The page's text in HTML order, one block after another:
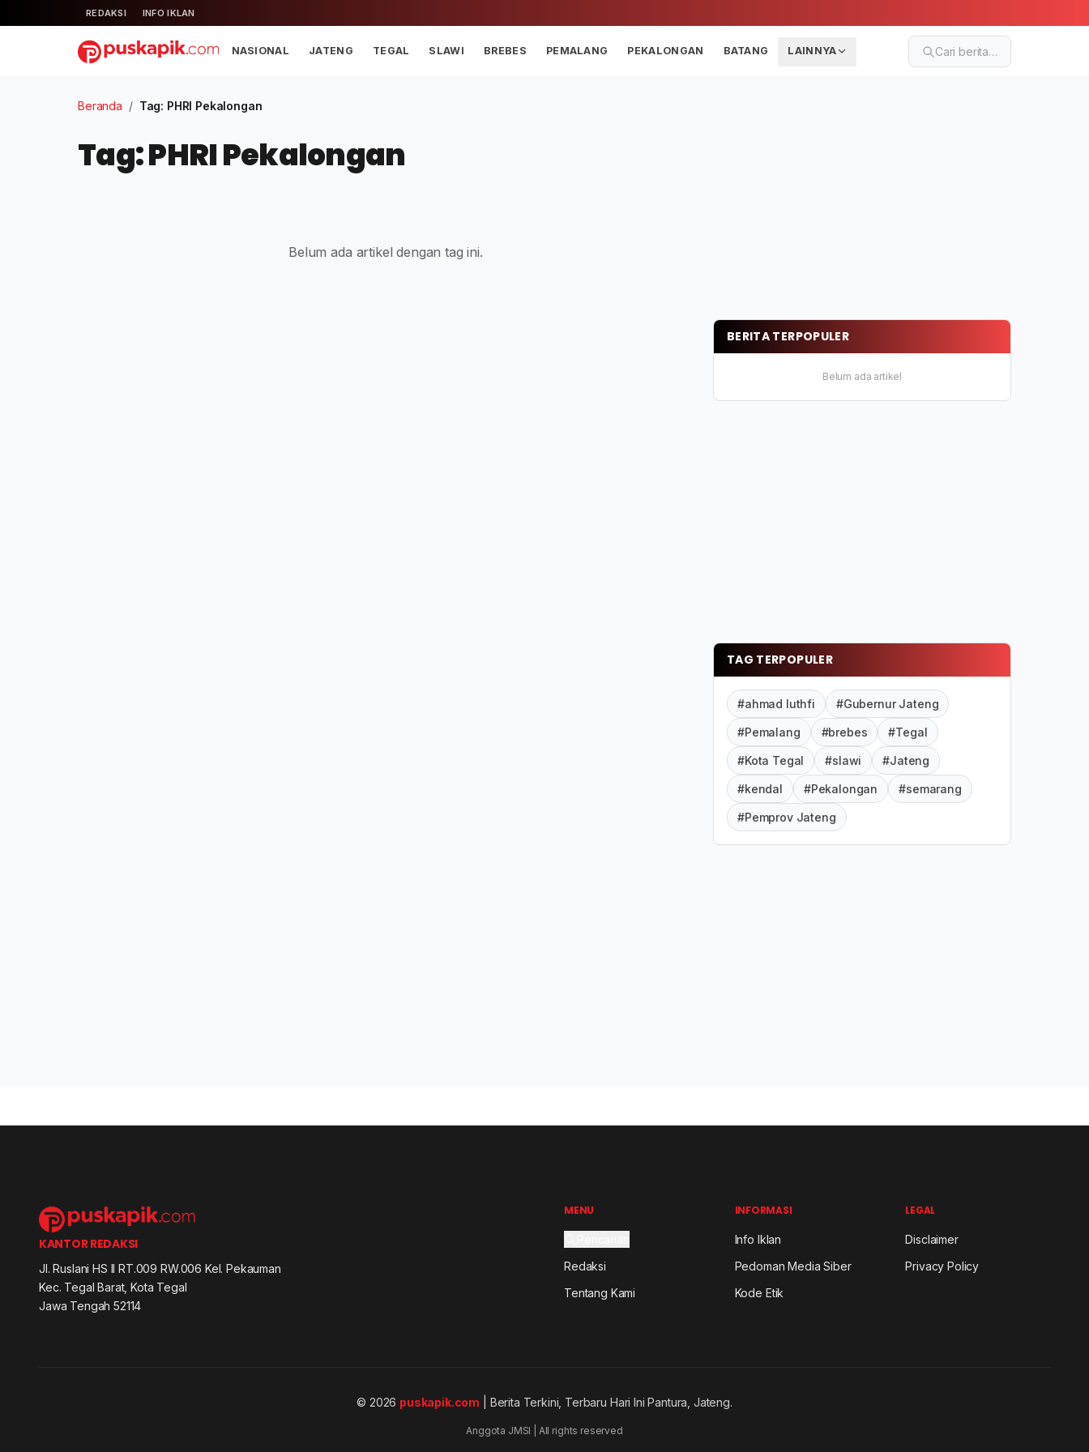
REDAKSI INFO IKLAN
NASIONAL JATENG TEGAL SLAWI BREBES PEMALANG PEKALONGAN BATANG LAINNYA Cari berita…
Beranda / Tag: PHRI Pekalongan
Tag: PHRI Pekalongan
Belum ada artikel dengan tag ini.
BERITA TERPOPULER
Belum ada artikel
TAG TERPOPULER
#ahmad luthfi #Gubernur Jateng
#Pemalang #brebes #Tegal
#Kota Tegal #slawi #Jateng
#kendal #Pekalongan #semarang
#Pemprov Jateng
KANTOR REDAKSI
Jl. Ruslani HS II RT.009 RW.006 Kel. Pekauman
Kec. Tegal Barat, Kota Tegal
Jawa Tengah 52114
MENU
Redaksi
Tentang Kami
INFORMASI
Info Iklan
Pedoman Media Siber
Kode Etik
LEGAL
Disclaimer
Privacy Policy
© 2026 puskapik.com | Berita Terkini, Terbaru Hari Ini Pantura, Jateng.
Anggota JMSI | All rights reserved